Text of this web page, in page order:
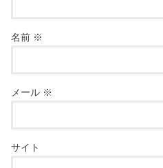
名前 ※
メール ※
サイト